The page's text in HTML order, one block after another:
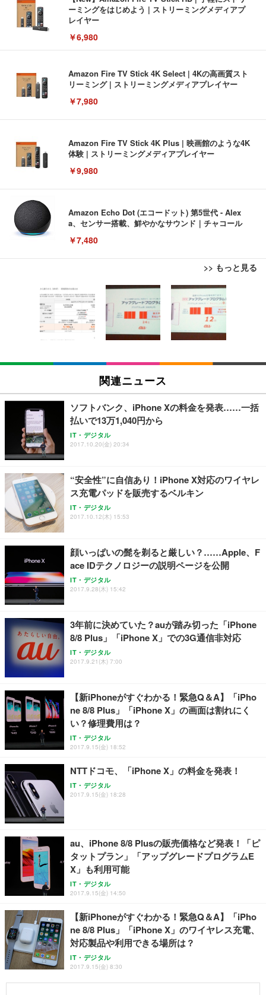
ーミングをはじめよう | ストリーミングメディアプ
レイヤー
￥6,980
Amazon Fire TV Stick 4K Select | 4Kの高画質スト
リーミング | ストリーミングメディアプレイヤー
￥7,980
Amazon Fire TV Stick 4K Plus | 映画館のような4K
体験 | ストリーミングメディアプレイヤー
￥9,980
Amazon Echo Dot (エコードット) 第5世代 - Alex
a、センサー搭載、鮮やかなサウンド｜チャコール
￥7,480
>> もっと見る
[EdoErgo] オフィスチェア 椅子 テレワーク 疲れな
い 跳ね上げ式アームレスト コンパクト 約105度ロッ
キング pc 事務椅子 360度回転 座面昇降 強化ナイロ
ン樹脂ベース 通気性メッシュ 在宅ワーク H-WY01
(黒網+黒枠+黒足)
￥5,699
SIHOO B100 オフィスチェア／デスクチェア メッシ
ュチェア 人間工学 疲れない ブラック
￥27,999
Sezlife オフィスチェア デスクチェア 疲れない テレ
ワーク チェア 強化バックレスト 30度ロッキング機
能 人間工学 椅子 腰サポート 90度跳ね上げ式アーム
ョン PCチェア 通気性メッシュ ゲーミング/勉強/事
務用 おしゃれ パソコンチェア (ブラック)
Sezlife オフィスチェア デスクチェア 疲れない テレ
ワーク チェア 強化バックレスト 30度ロッキング機
能 人間工学 椅子 腰サポート 90度跳ね上げ式アーム
務用 おしゃれ パソコンチェア (ホワイト)
ANDWINT オフィスチェア デスクチェア 肘なし メ
ッシュ 通気性 ランバーサポート付き 腰サポート ガ
ス圧無段階昇降 360度回転 キャスター付き コンパク
EIZO ビジネス向けプレミアムモニター | FlexScan
EV3240X-WT | 31.5型4K UHD・USB Type-C・ホワ
イト
￥105,595
EIZO ビジネス向けプレミアムモニター | FlexScan
【純正品】27"ゲーミングモニター DualSense 充電
フック付き（CFI-ZDM1J）
【整備済み品】Dell E2724HS 27インチ 液晶モニタ
ー フルHD（1920×1080）VA 非光沢 HDMI/DisplayP
ort/VGA スピーカー内蔵 高さ調整 スイベル VESA対
【MiniLED/24.5inch/280Hz/FHD】GRAPHT THE S
HOOTER Gaming Monitor 24” Essential ゲーミン
グモニター QD 24.5インチ 1ms FHD 量子ドット 残
Amazonベーシック ペットシーツ 薄型 レギュラー 1
回使い捨て 無香料 ホワイト 300枚
￥3,373
Amazonベーシック ペットシーツ 厚型 ワイド 42枚
x2袋(84枚) ホワイト(吸収面:ライトブルー)
￥3,234
ネオ・ルーライフ ネオ・オムツ L 中型犬用 26枚入
り 単品
Smart Basic(スマートベーシック) 【Amazon.co.jp
限定】 Smart Basic アイリスオーヤマ ペットシーツ
超厚型 お徳用 ワイド 100枚入 (x 1) (ケース販売)
アイリスオーヤマ ペットシーツ 超厚型 お徳用 レギ
ュラー 200枚入【Amazon.co.jp限定】
関連ニュース
ソフトバンク、iPhone Xの料金を発表……一括
払いで13万1,040円から
IT・デジタル
2017.10.20(金) 20:34
“安全性”に自信あり！iPhone X対応のワイヤレ
ス充電パッドを販売するベルキン
IT・デジタル
2017.10.12(木) 15:53
顔いっぱいの髭を剃ると厳しい？……Apple、F
ace IDテクノロジーの説明ページを公開
IT・デジタル
2017.9.28(木) 15:42
3年前に決めていた？auが踏み切った「iPhone
8/8 Plus」「iPhone X」での3G通信非対応
IT・デジタル
2017.9.21(木) 7:00
【新iPhoneがすぐわかる！緊急Q＆A】「iPho
ne 8/8 Plus」「iPhone X」の画面は割れにく
い？修理費用は？
IT・デジタル
2017.9.15(金) 18:52
NTTドコモ、「iPhone X」の料金を発表！
IT・デジタル
2017.9.15(金) 18:28
au、iPhone 8/8 Plusの販売価格など発表！「ピ
タットプラン」「アップグレードプログラムE
X」も利用可能
IT・デジタル
2017.9.15(金) 14:50
【新iPhoneがすぐわかる！緊急Q＆A】「iPho
ne 8/8 Plus」「iPhone X」のワイヤレス充電、
対応製品や利用できる場所は？
IT・デジタル
2017.9.15(金) 8:30